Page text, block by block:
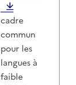
cadre
commun
pour les
langues à
faible